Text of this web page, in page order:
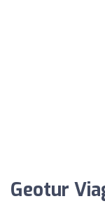
Geotur